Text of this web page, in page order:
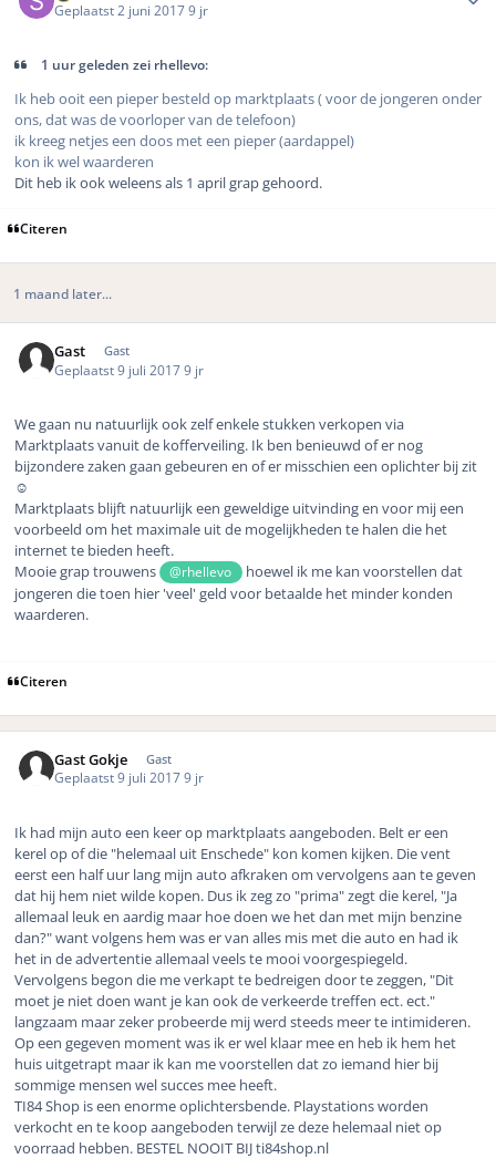
Geplaatst 2 juni 20179 jr
1 uur geleden zei rhellevo:
Ik heb ooit een pieper besteld op marktplaats ( voor de jongeren onder
ons, dat was de voorloper van de telefoon)
ik kreeg netjes een doos met een pieper (aardappel)
kon ik wel waarderen
Dit heb ik ook weleens als 1 april grap gehoord.
Citeren
1 maand later...
Gast Gast
Geplaatst9 juli 20179 jr
We gaan nu natuurlijk ook zelf enkele stukken verkopen via
Marktplaats vanuit de kofferveiling. Ik ben benieuwd of er nog
bijzondere zaken gaan gebeuren en of er misschien een oplichter bij zit
☺️
Marktplaats blijft natuurlijk een geweldige uitvinding en voor mij een
voorbeeld om het maximale uit de mogelijkheden te halen die het
internet te bieden heeft.
Mooie grap trouwens
@rhellevo
hoewel ik me kan voorstellen dat
jongeren die toen hier 'veel' geld voor betaalde het minder konden
waarderen.
Citeren
Gast Gokje Gast
Geplaatst9 juli 20179 jr
Ik had mijn auto een keer op marktplaats aangeboden. Belt er een
kerel op of die "helemaal uit Enschede" kon komen kijken. Die vent
eerst een half uur lang mijn auto afkraken om vervolgens aan te geven
dat hij hem niet wilde kopen. Dus ik zeg zo "prima" zegt die kerel, "Ja
allemaal leuk en aardig maar hoe doen we het dan met mijn benzine
dan?" want volgens hem was er van alles mis met die auto en had ik
het in de advertentie allemaal veels te mooi voorgespiegeld.
Vervolgens begon die me verkapt te bedreigen door te zeggen, "Dit
moet je niet doen want je kan ook de verkeerde treffen ect. ect."
langzaam maar zeker probeerde mij werd steeds meer te intimideren.
Op een gegeven moment was ik er wel klaar mee en heb ik hem het
huis uitgetrapt maar ik kan me voorstellen dat zo iemand hier bij
sommige mensen wel succes mee heeft.
TI84 Shop is een enorme oplichtersbende. Playstations worden
verkocht en te koop aangeboden terwijl ze deze helemaal niet op
voorraad hebben. BESTEL NOOIT BIJ ti84shop.nl